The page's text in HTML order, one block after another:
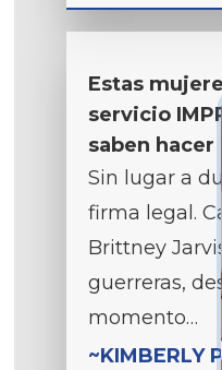
Estas
servicio
saben hacer
Sin lugar a
firma legal.
Brittney
guerreras,
momento…
~KIMBERLY